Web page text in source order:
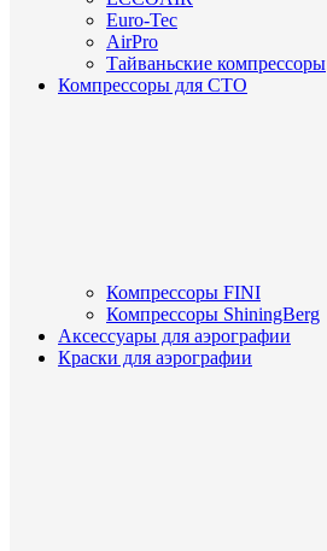
Euro-Tec
AirPro
Тайваньские компрессоры
Компрессоры для СТО
Компрессоры FINI
Компрессоры ShiningBerg
Аксессуары для аэрографии
Краски для аэрографии